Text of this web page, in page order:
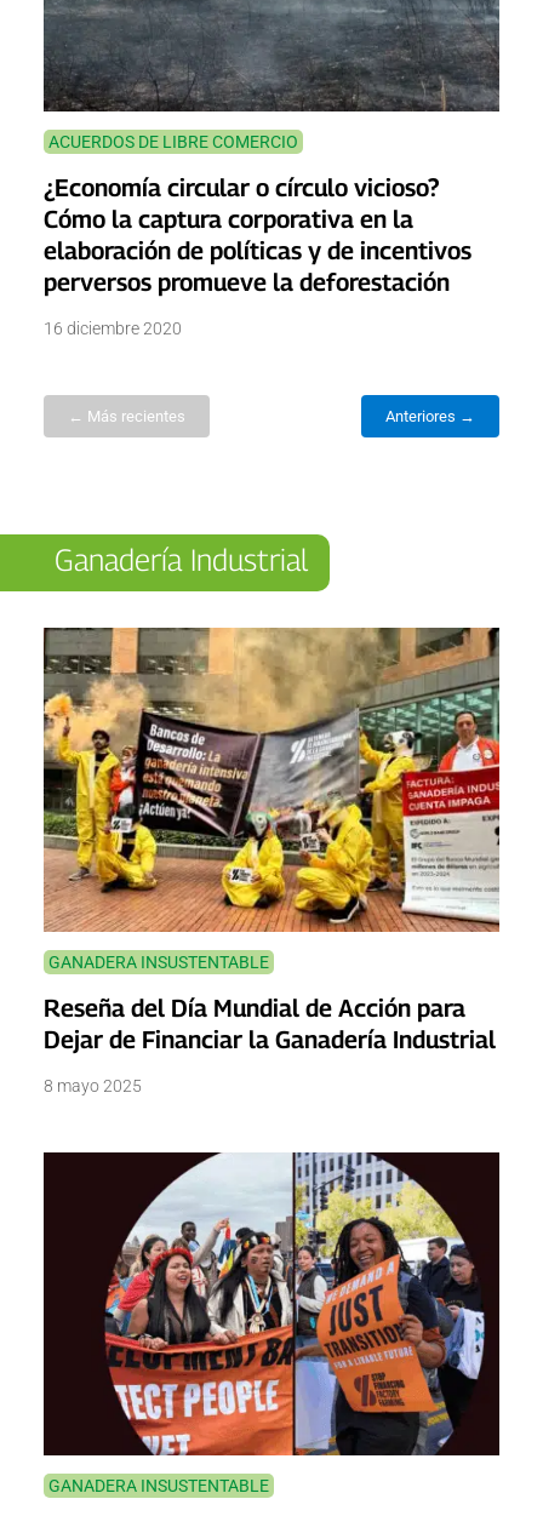
ACUERDOS DE LIBRE COMERCIO
¿Economía circular o círculo vicioso?
Cómo la captura corporativa en la
elaboración de políticas y de incentivos
perversos promueve la deforestación
16 diciembre 2020
← Más recientes Anteriores →
Ganadería Industrial
GANADERA INSUSTENTABLE
Reseña del Día Mundial de Acción para
Dejar de Financiar la Ganadería Industrial
8 mayo 2025
GANADERA INSUSTENTABLE